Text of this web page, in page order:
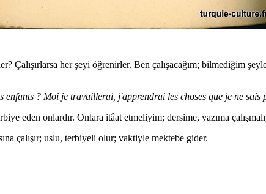
her şeyi öğrenirler. Ben çalışacağım; bilmediğim
? Moi je travaillerai, j'apprendrai les choses que je ne sais
eden onlardır. Onlara itâat etmeliyim; dersime, yazıma
çalışır; uslu, terbiyeli olur; vaktiyle mektebe gider.